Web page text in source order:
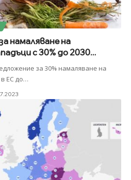
намаляване на
с 30% до 2030...
за 30% намаляване на
ЕС до…